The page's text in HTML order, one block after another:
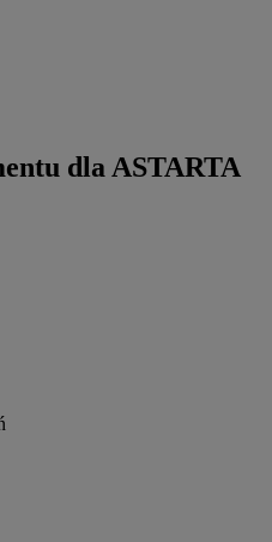
dla ASTARTA